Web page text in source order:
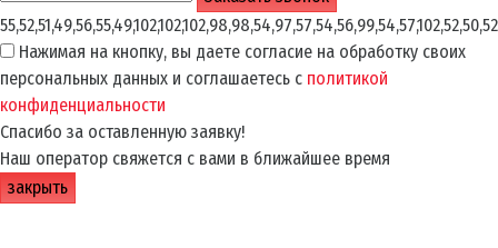
Нажимая на кнопку, вы даете согласие на обработку своих
персональных данных и соглашаетесь с политикой
конфиденциальности
Спасибо за оставленную заявку!
Наш оператор свяжется с вами в ближайшее время
закрыть